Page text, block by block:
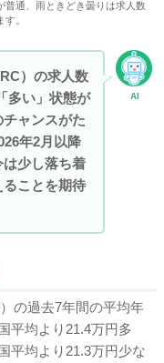
普通、雨ときどき曇りは求人数
。
AI
）の求人数
多い」状態が
ャンスがた
年2月以降
少し落ち着
ことを期待
の過去7年間の平均年
国平均より21.4万円多
国平均より21.3万円少な